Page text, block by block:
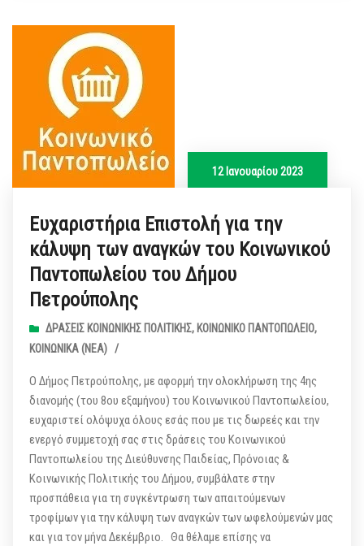
12 Ιανουαρίου 2023
Ευχαριστήρια Επιστολή για την
κάλυψη των αναγκών του Κοινωνικού
Παντοπωλείου του Δήμου
Πετρούπολης
ΔΡΆΣΕΙΣ ΚΟΙΝΩΝΙΚΉΣ ΠΟΛΙΤΙΚΉΣ, ΚΟΙΝΩΝΙΚΌ ΠΑΝΤΟΠΩΛΕΊΟ,
ΚΟΙΝΩΝΙΚΆ (ΝΕΑ) /
Ο Δήμος Πετρούπολης, με αφορμή την ολοκλήρωση της 4ης
διανομής (του 8ου εξαμήνου) του Κοινωνικού Παντοπωλείου,
ευχαριστεί ολόψυχα όλους εσάς που με τις δωρεές και την
ενεργό συμμετοχή σας στις δράσεις του Κοινωνικού
Παντοπωλείου της Διεύθυνσης Παιδείας, Πρόνοιας &
Κοινωνικής Πολιτικής του Δήμου, συμβάλατε στην
προσπάθεια για τη συγκέντρωση των απαιτούμενων
τροφίμων για την κάλυψη των αναγκών των ωφελούμενών μας
και για τον μήνα Δεκέμβριο. Θα θέλαμε επίσης να